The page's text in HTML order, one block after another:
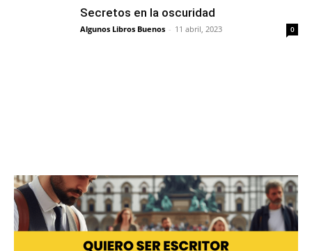
Secretos en la oscuridad
Algunos Libros Buenos - 11 abril, 2023 0